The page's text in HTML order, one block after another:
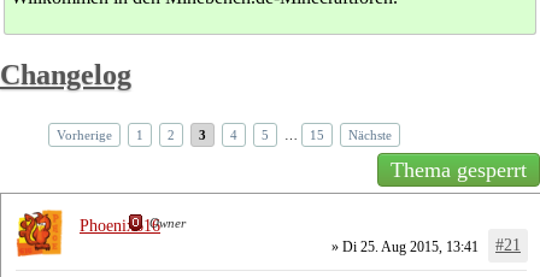
Changelog
Vorherige 1 2 3 4 5 15 Nächste
Thema gesperrt
» Di 25. Aug 2015, 13:41 #21
Phoenix616Owner